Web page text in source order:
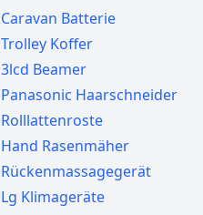
Caravan Batterie
Trolley Koffer
3lcd Beamer
Panasonic Haarschneider
Rolllattenroste
Hand Rasenmäher
Rückenmassagegerät
Lg Klimageräte